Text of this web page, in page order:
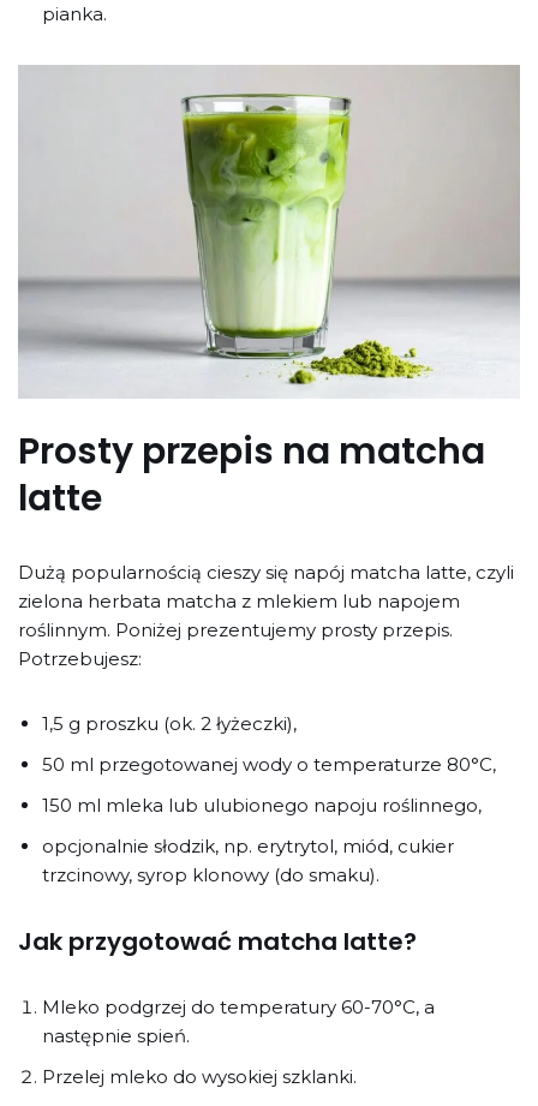
pianka.
Prosty przepis na matcha
latte
Dużą popularnością cieszy się napój matcha latte, czyli
zielona herbata matcha z mlekiem lub napojem
roślinnym. Poniżej prezentujemy prosty przepis.
Potrzebujesz:
1,5 g proszku (ok. 2 łyżeczki),
50 ml przegotowanej wody o temperaturze 80°C,
150 ml mleka lub ulubionego napoju roślinnego,
opcjonalnie słodzik, np. erytrytol, miód, cukier
trzcinowy, syrop klonowy (do smaku).
Jak przygotować matcha latte?
Mleko podgrzej do temperatury 60-70°C, a
następnie spień.
Przelej mleko do wysokiej szklanki.